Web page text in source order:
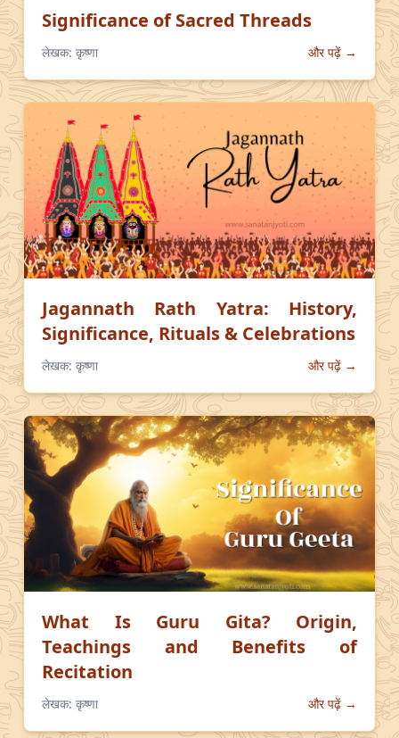
Significance of Sacred Threads
लेखक: कृष्णा और पढ़ें →
Jagannath Rath Yatra: History,
Significance, Rituals & Celebrations
लेखक: कृष्णा और पढ़ें →
What Is Guru Gita? Origin,
Teachings and Benefits of
Recitation
लेखक: कृष्णा और पढ़ें →